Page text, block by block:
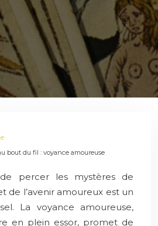
bout du fil : voyance amoureuse
percer les mystères de
de l’avenir amoureux est un
La voyance amoureuse,
en plein essor, promet de